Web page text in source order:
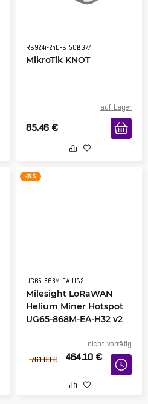
RB924i-2nD-BT5&BG77
MikroTik KNOT
auf Lager
85.46 €
-39 %
UG65-868M-EA-H32
Milesight LoRaWAN
Helium Miner Hotspot
UG65-868M-EA-H32 v2
nicht vorrätig
761.60 € 464.10 €